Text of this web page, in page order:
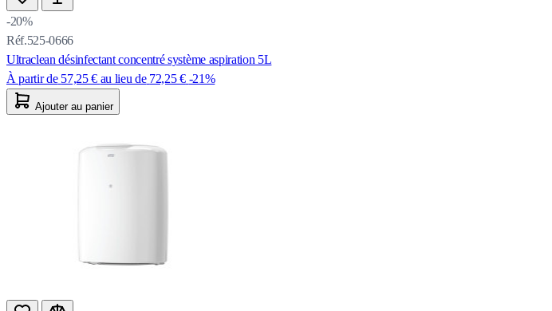
-20%
Réf.525-0666
Ultraclean désinfectant concentré système aspiration 5L
À partir de 57,25 € au lieu de 72,25 € -21%
Ajouter au panier